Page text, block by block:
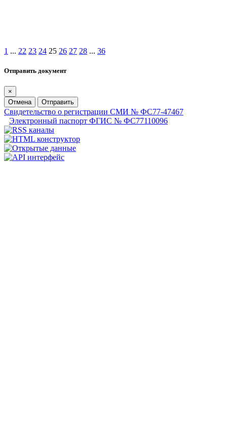
1 ... 22 23 24 25 26 27 28 ... 36
Отправить документ
×
Отмена
Отправить
Свидетельство о регистрации СМИ № ФС77-47467
Электронный паспорт ФГИС № ФС77110096